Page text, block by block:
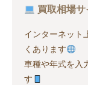
買取相場
インターネット
くあります
車種や年式を入
す